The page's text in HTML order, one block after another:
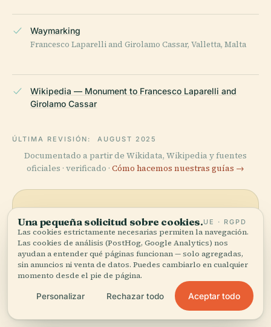
Waymarking
Francesco Laparelli and Girolamo Cassar, Valletta, Malta
Wikipedia — Monument to Francesco Laparelli and
Girolamo Cassar
ÚLTIMA REVISIÓN: AUGUST 2025
Documentado a partir de Wikidata, Wikipedia y fuentes
oficiales · verificado · Cómo hacemos nuestras guías →
Explora la zona
Ve Monumento a Francesco
Laparelli y Girolamo Cassar
en el mapa y descubre qué
hay cerca.
Ver mapa
Una pequeña solicitud sobre cookies.UE · RGPD
Las cookies estrictamente necesarias permiten la navegación.
Las cookies de análisis (PostHog, Google Analytics) nos
ayudan a entender qué páginas funcionan — solo agregadas,
sin anuncios ni venta de datos. Puedes cambiarlo en cualquier
momento desde el pie de página.
Personalizar Rechazar todo Aceptar todo